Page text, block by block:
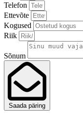
Telefon
Ettevõte
Kogused
Riik
Sõnum
Saada päring